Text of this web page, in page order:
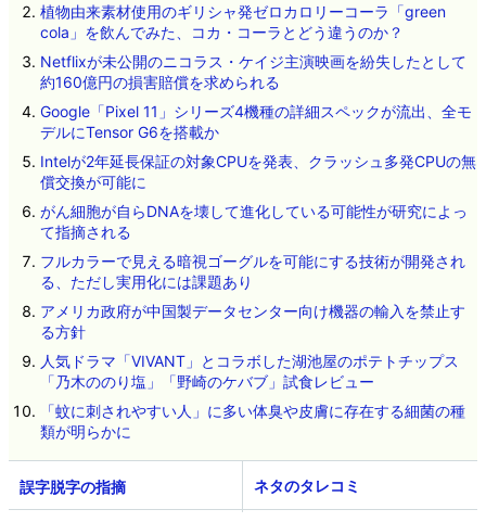
植物由来素材使用のギリシャ発ゼロカロリーコーラ「green
cola」を飲んでみた、コカ・コーラとどう違うのか？
Netflixが未公開のニコラス・ケイジ主演映画を紛失したとして
約160億円の損害賠償を求められる
Google「Pixel 11」シリーズ4機種の詳細スペックが流出、全モ
デルにTensor G6を搭載か
Intelが2年延長保証の対象CPUを発表、クラッシュ多発CPUの無
償交換が可能に
がん細胞が自らDNAを壊して進化している可能性が研究によっ
て指摘される
フルカラーで見える暗視ゴーグルを可能にする技術が開発され
る、ただし実用化には課題あり
アメリカ政府が中国製データセンター向け機器の輸入を禁止す
る方針
人気ドラマ「VIVANT」とコラボした湖池屋のポテトチップス
「乃木ののり塩」「野崎のケバブ」試食レビュー
「蚊に刺されやすい人」に多い体臭や皮膚に存在する細菌の種
類が明らかに
ネタのタレコミ